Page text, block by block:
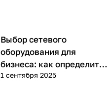
Советы покупателям
Выбор сетевого
оборудования для
бизнеса: как определить
потребности компании и
1 сентября 2025